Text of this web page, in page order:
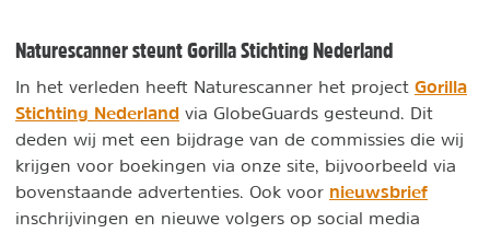
Naturescanner steunt Gorilla Stichting Nederland
In het verleden heeft Naturescanner het project Gorilla
Stichting Nederland via GlobeGuards gesteund. Dit
deden wij met een bijdrage van de commissies die wij
krijgen voor boekingen via onze site, bijvoorbeeld via
bovenstaande advertenties. Ook voor nieuwsbrief
inschrijvingen en nieuwe volgers op social media